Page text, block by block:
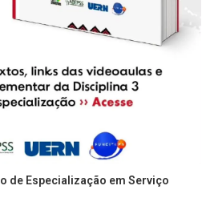
de Especialização em Serviço